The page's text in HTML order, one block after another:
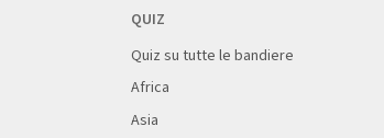
QUIZ
Quiz su tutte le bandiere
Africa
Asia